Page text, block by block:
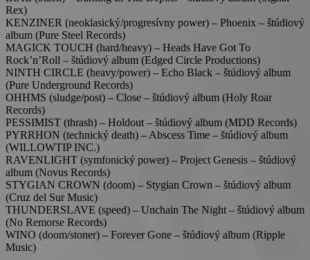
Rex)
KENZINER (neoklasický/progresívny power) – Phoenix – štúdiový
album (Pure Steel Records)
MAGICK TOUCH (hard/heavy) – Heads Have Got To
Rock’n’Roll – štúdiový album (Edged Circle Productions)
NINTH CIRCLE (heavy/power) – Echo Black – štúdiový album
(Pure Underground Records)
OHHMS (sludge/post) – Close – štúdiový album (Holy Roar
Records)
PESSIMIST (thrash) – Holdout – štúdiový album (MDD Records)
PYRRHON (technický death) – Abscess Time – štúdiový album
(WILLOWTIP INC.)
RAVENLIGHT (symfonický power) – Project Genesis – štúdiový
album (Novus Records)
STYGIAN CROWN (doom) – Stygian Crown – štúdiový album
(Cruz del Sur Music)
THUNDERSLAVE (speed) – Unchain The Night – štúdiový album
(No Remorse Records)
WINO (doom/stoner) – Forever Gone – štúdiový album (Ripple
Music)